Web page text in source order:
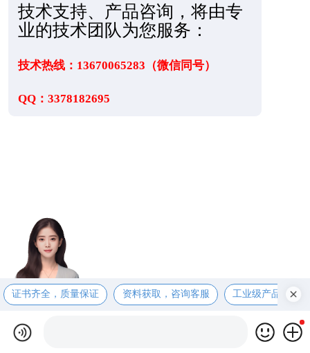
技术支持、产品咨询，将由专
业的技术团队为您服务：
技术热线：13670065283（微信同号）
QQ：3378182695
证书齐全，质量保证 资料获取，咨询客服 工业级产品，售